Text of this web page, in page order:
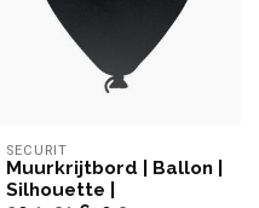
SECURIT
Muurkrijtbord | Ballon |
Silhouette |